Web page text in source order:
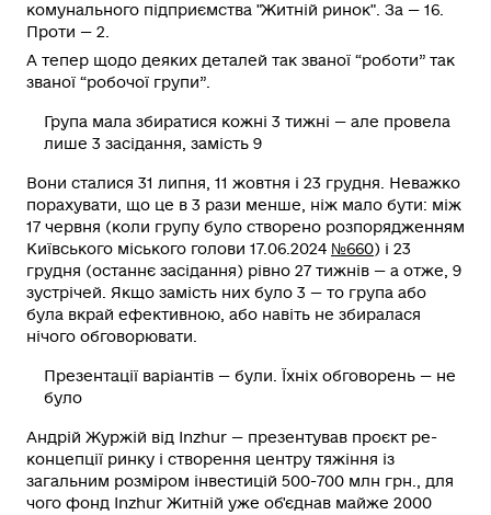
комунального підприємства "Житній ринок". За — 16.
Проти — 2.
А тепер щодо деяких деталей так званої “роботи” так
званої “робочої групи”.
Група мала збиратися кожні 3 тижні — але провела
лише 3 засідання, замість 9
Вони сталися 31 липня, 11 жовтня і 23 грудня. Неважко
порахувати, що це в 3 рази менше, ніж мало бути: між
17 червня (коли групу було створено розпорядженням
Київського міського голови 17.06.2024 №660) і 23
грудня (останнє засідання) рівно 27 тижнів — а отже, 9
зустрічей. Якщо замість них було 3 — то група або
була вкрай ефективною, або навіть не збиралася
нічого обговорювати.
Презентації варіантів — були. Їхніх обговорень — не
було
Андрій Журжій від Inzhur — презентував проєкт ре-
концепції ринку і створення центру тяжіння із
загальним розміром інвестицій 500-700 млн грн., для
чого фонд Inzhur Житній уже об'єднав майже 2000